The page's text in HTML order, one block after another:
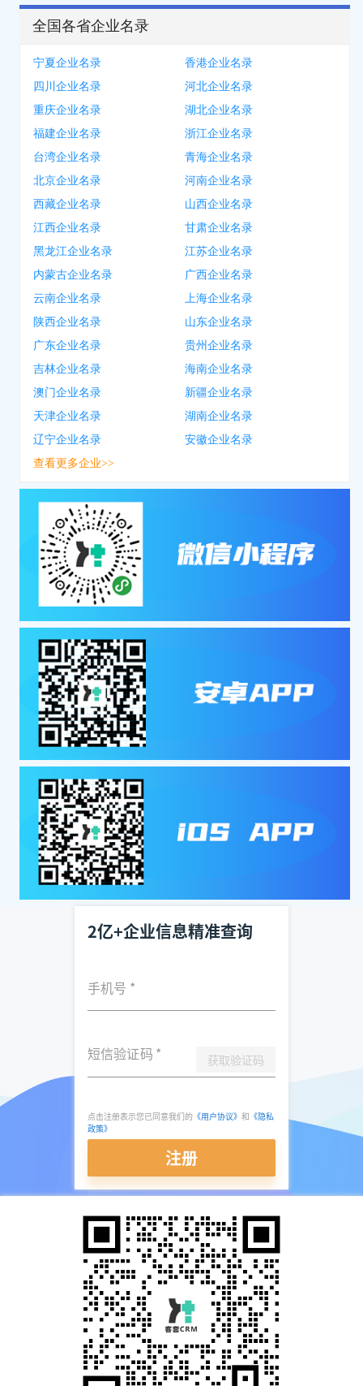
全国各省企业名录
宁夏企业名录
香港企业名录
四川企业名录
河北企业名录
重庆企业名录
湖北企业名录
福建企业名录
浙江企业名录
台湾企业名录
青海企业名录
北京企业名录
河南企业名录
西藏企业名录
山西企业名录
江西企业名录
甘肃企业名录
黑龙江企业名录
江苏企业名录
内蒙古企业名录
广西企业名录
云南企业名录
上海企业名录
陕西企业名录
山东企业名录
广东企业名录
贵州企业名录
吉林企业名录
海南企业名录
澳门企业名录
新疆企业名录
天津企业名录
湖南企业名录
辽宁企业名录
安徽企业名录
查看更多企业>>
2亿+企业信息精准查询
手机号 *
短信验证码 * 获取验证码
点击注册表示您已同意我们的 《用户协议》 和 《隐私
政策》
注册